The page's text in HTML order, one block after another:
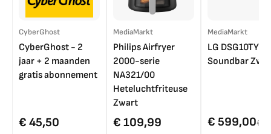
CyberGhost
CyberGhost - 2
jaar + 2 maanden
gratis abonnement
€ 45,50
MediaMarkt
Philips Airfryer
2000-serie
NA321/00
Heteluchtfriteuse
Zwart
€ 109,99
MediaMarkt
LG DSG10TY
Soundbar
€ 599,00€